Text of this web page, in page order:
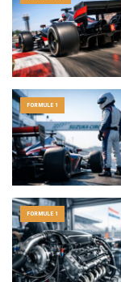
FORMULE 1
FORMULE 1